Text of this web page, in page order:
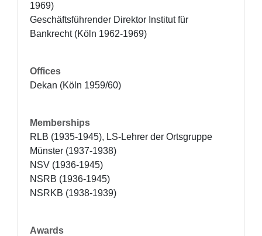
1969)
Geschäftsführender Direktor Institut für
Bankrecht (Köln 1962-1969)
Offices
Dekan (Köln 1959/60)
Memberships
RLB (1935-1945), LS-Lehrer der Ortsgruppe
Münster (1937-1938)
NSV (1936-1945)
NSRB (1936-1945)
NSRKB (1938-1939)
Awards